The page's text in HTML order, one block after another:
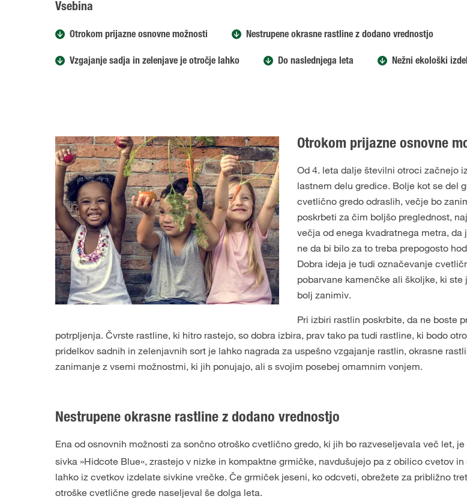
Vsebina
Otrokom prijazne osnovne možnosti Nestrupene okrasne rastline z dodano vrednostjo
Vzgajanje sadja in zelenjave je otročje lahko Do naslednjega leta Nežni ekološki
Otrokom prijazne osnovne
Od 4. leta dalje številni otroci začnejo
lastnem delu gredice. Bolje kot se del
cvetlično gredo odraslih, večje bo
poskrbeti za čim boljšo preglednost,
večja od enega kvadratnega metra,
ne da bi bilo za to treba prepogosto
Dobra ideja je tudi označevanje
pobarvane kamenčke ali školjke, ki
bolj zanimiv.
Pri izbiri rastlin poskrbite, da ne boste
potrpljenja. Čvrste rastline, ki hitro rastejo, so dobra izbira, prav tako pa tudi rastline, ki bodo
pridelkov sadnih in zelenjavnih sort je lahko nagrada za uspešno vzgajanje rastlin, okrasne
zanimanje z vsemi možnostmi, ki jih ponujajo, ali s svojim posebej omamnim vonjem.
Nestrupene okrasne rastline z dodano vrednostjo
Ena od osnovnih možnosti za sončno otroško cvetlično gredo, ki jih bo razveseljevala več let, je
sivka »Hidcote Blue«, zrastejo v nizke in kompaktne grmičke, navdušujejo pa z obilico cvetov
lahko iz cvetkov izdelate sivkine vrečke. Če grmiček jeseni, ko odcveti, obrežete za približno
otroške cvetlične grede naseljeval še dolga leta.